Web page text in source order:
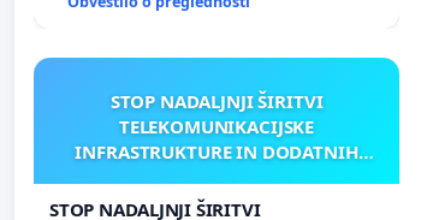
STOP NADALJNJI ŠIRITVI
TELEKOMUNIKACIJSKE
INFRASTRUKTURE IN DODATNIH
STOP NADALJNJI ŠIRITVI